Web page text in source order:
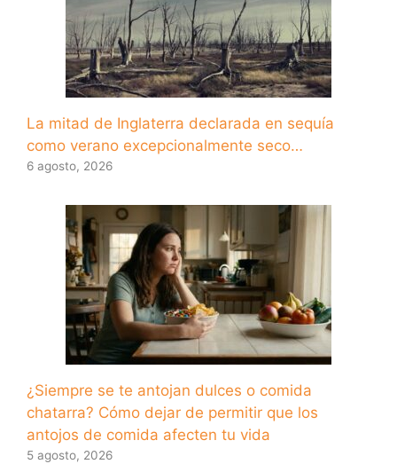
La mitad de Inglaterra declarada en sequía
como verano excepcionalmente seco…
6 agosto, 2026
¿Siempre se te antojan dulces o comida
chatarra? Cómo dejar de permitir que los
antojos de comida afecten tu vida
5 agosto, 2026